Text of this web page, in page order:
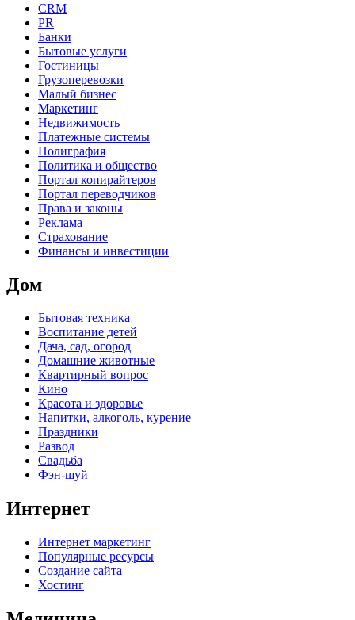
CRM
PR
Банки
Бытовые услуги
Гостиницы
Грузоперевозки
Малый бизнес
Маркетинг
Недвижимость
Платежные системы
Полиграфия
Политика и общество
Портал копирайтеров
Портал переводчиков
Права и законы
Реклама
Страхование
Финансы и инвестиции
Дом
Бытовая техника
Воспитание детей
Дача, сад, огород
Домашние животные
Квартирный вопрос
Кино
Красота и здоровье
Напитки, алкоголь, курение
Праздники
Развод
Свадьба
Фэн-шуй
Интернет
Интернет маркетинг
Популярные ресурсы
Создание сайта
Хостинг